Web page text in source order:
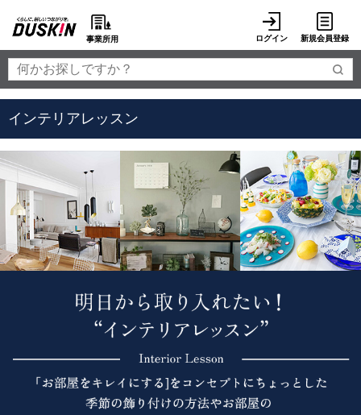
事業所用 ログイン 新規会員登録
インテリアレッスン